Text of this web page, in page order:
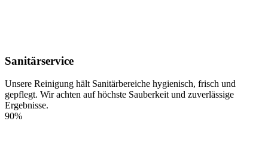
Sanitärservice
Unsere Reinigung hält Sanitärbereiche hygienisch, frisch und
gepflegt. Wir achten auf höchste Sauberkeit und zuverlässige
Ergebnisse.
90%